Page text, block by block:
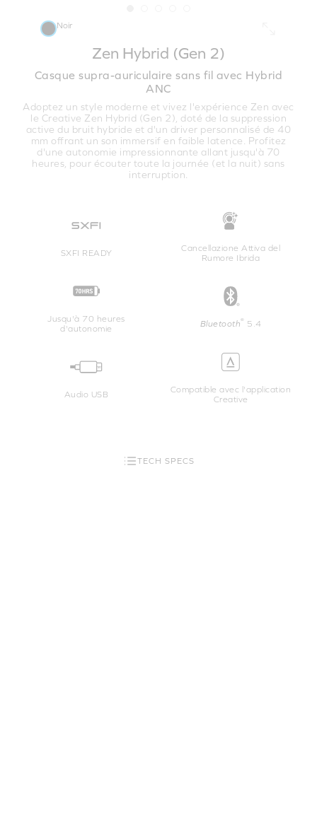
Noir
Zen Hybrid (Gen 2)
Casque supra-auriculaire sans fil avec Hybrid
ANC
Adoptez un style moderne et vivez l'expérience Zen avec
le Creative Zen Hybrid (Gen 2), doté de la suppression
active du bruit hybride et d'un driver personnalisé de 40
mm offrant un son immersif en faible latence. Profitez
d'une autonomie impressionnante allant jusqu'à 70
heures, pour écouter toute la journée (et la nuit) sans
interruption.
SXFI READY
Cancellazione Attiva del
Rumore Ibrida
Jusqu'à 70 heures
d'autonomie
Bluetooth® 5.4
Audio USB
Compatible avec l'application
Creative
TECH SPECS